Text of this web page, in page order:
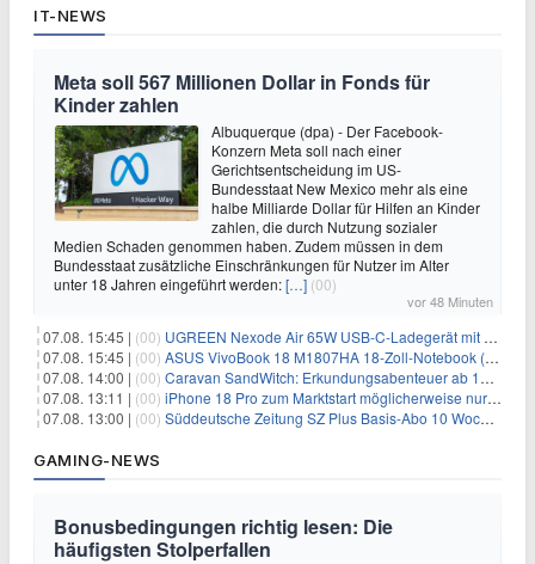
IT-NEWS
Meta soll 567 Millionen Dollar in Fonds für
Kinder zahlen
Albuquerque (dpa) - Der Facebook-
Konzern Meta soll nach einer
Gerichtsentscheidung im US-
Bundesstaat New Mexico mehr als eine
halbe Milliarde Dollar für Hilfen an Kinder
zahlen, die durch Nutzung sozialer
Medien Schaden genommen haben. Zudem müssen in dem
Bundesstaat zusätzliche Einschränkungen für Nutzer im Alter
unter 18 Jahren eingeführt werden:[…] (00)
vor 48 Minuten
07.08. 15:45 | (00) UGREEN Nexode Air 65W USB-C-Ladegerät mit GaN-Technik für 24,99€
07.08. 15:45 | (00) ASUS VivoBook 18 M1807HA 18-Zoll-Notebook (Ryzen 7, 16GB) für 734,57€
07.08. 14:00 | (00) Caravan SandWitch: Erkundungsabenteuer ab 13.08. gratis im Epic Games Store
07.08. 13:11 | (00) iPhone 18 Pro zum Marktstart möglicherweise nur begrenzt verfügbar
07.08. 13:00 | (00) Süddeutsche Zeitung SZ Plus Basis-Abo 10 Wochen für 10€
GAMING-NEWS
Bonusbedingungen richtig lesen: Die
häufigsten Stolperfallen